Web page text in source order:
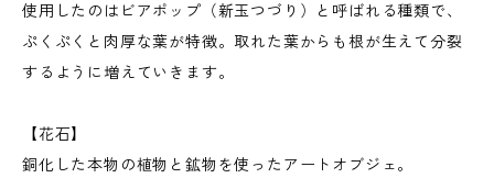
使用したのはビアポップ（新玉つづり）と呼ばれる種類で、
ぷくぷくと肉厚な葉が特徴。取れた葉からも根が生えて分裂
するように増えていきます。
【花石】
銅化した本物の植物と鉱物を使ったアートオブジェ。